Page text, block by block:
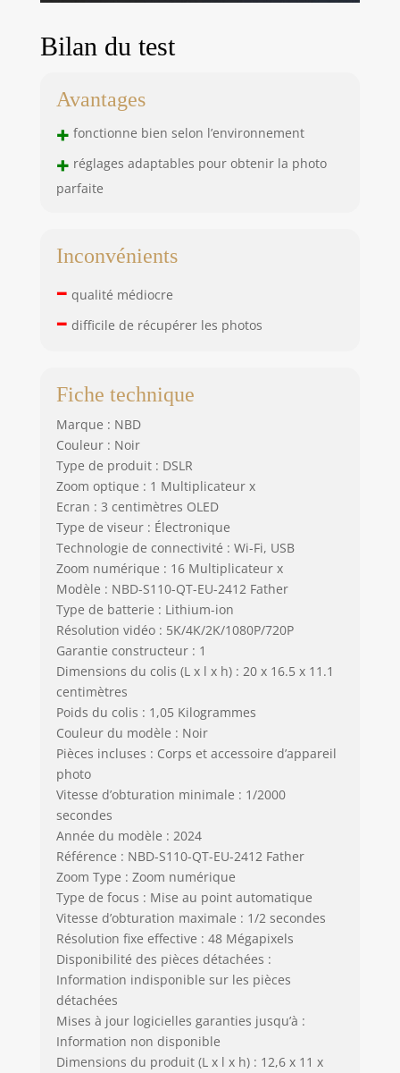
Bilan du test
Avantages
+ fonctionne bien selon l’environnement
+ réglages adaptables pour obtenir la photo
parfaite
Inconvénients
– qualité médiocre
– difficile de récupérer les photos
Fiche technique
Marque : NBD
Couleur : Noir
Type de produit : DSLR
Zoom optique : 1 Multiplicateur x
Ecran : 3 centimètres OLED
Type de viseur : Électronique
Technologie de connectivité : Wi-Fi, USB
Zoom numérique : 16 Multiplicateur x
Modèle : NBD-S110-QT-EU-2412 Father
Type de batterie : Lithium-ion
Résolution vidéo : 5K/4K/2K/1080P/720P
Garantie constructeur : 1
Dimensions du colis (L x l x h) : 20 x 16.5 x 11.1
centimètres
Poids du colis : 1,05 Kilogrammes
Couleur du modèle : Noir
Pièces incluses : Corps et accessoire d’appareil
photo
Vitesse d’obturation minimale : 1/2000
secondes
Année du modèle : 2024
Référence : NBD-S110-QT-EU-2412 Father
Zoom Type : Zoom numérique
Type de focus : Mise au point automatique
Vitesse d’obturation maximale : 1/2 secondes
Résolution fixe effective : 48 Mégapixels
Disponibilité des pièces détachées :
Information indisponible sur les pièces
détachées
Mises à jour logicielles garanties jusqu’à :
Information non disponible
Dimensions du produit (L x l x h) : 12,6 x 11 x